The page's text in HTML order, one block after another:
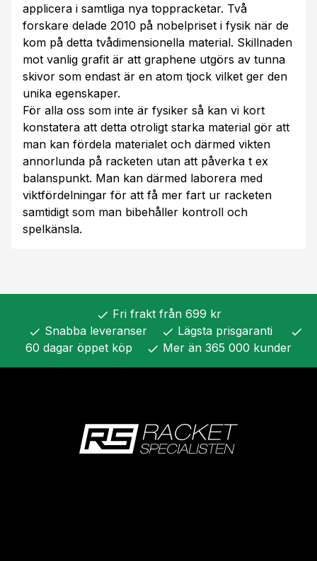
applicera i samtliga nya toppracketar. Två
forskare delade 2010 på nobelpriset i fysik när de
kom på detta tvådimensionella material. Skillnaden
mot vanlig grafit är att graphene utgörs av tunna
skivor som endast är en atom tjock vilket ger den
unika egenskaper.
För alla oss som inte är fysiker så kan vi kort
konstatera att detta otroligt starka material gör att
man kan fördela materialet och därmed vikten
annorlunda på racketen utan att påverka t ex
balanspunkt. Man kan därmed laborera med
viktfördelningar för att få mer fart ur racketen
samtidigt som man bibehåller kontroll och
spelkänsla.
check Fri frakt från 699 kr
check Snabba leveranser check Lägsta prisgaranti check
60 dagar öppet köp check Mer än 365 000 kunder